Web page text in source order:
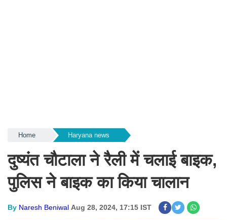
Home Haryana news
दुष्यंत चौटाला ने रैली में चलाई बाइक,
पुलिस ने बाइक का किया चालान
By Naresh Beniwal Aug 28, 2024, 17:15 IST